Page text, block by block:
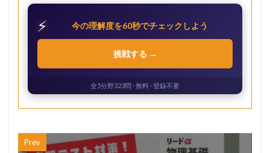
⚡ 今の理解度を60秒でチェックしよう
挑戦する →
全5分野323問 · 無料 · 登録不要
Prev